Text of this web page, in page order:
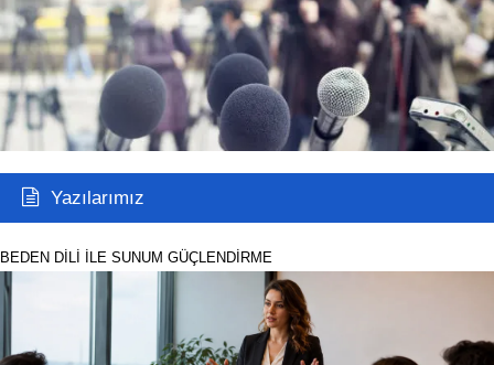
Yazılarımız
BEDEN DİLİ İLE SUNUM GÜÇLENDİRME